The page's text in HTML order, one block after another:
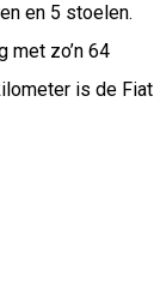
en 5 stoelen.
met zo’n 64
is de Fiat